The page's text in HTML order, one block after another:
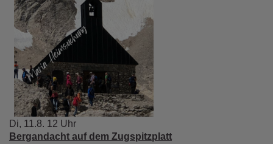
Di, 11.8. 12 Uhr
Bergandacht auf dem Zugspitzplatt